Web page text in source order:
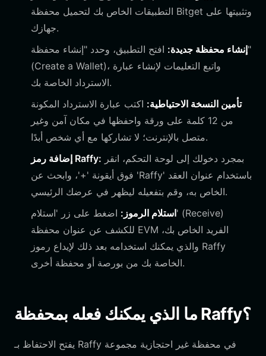
التطبيقات الخاص بك لتحميل محفظة Bitget وتثبيتها على
جهازك.
إنشاء محفظة جديدة: افتح التطبيق، وحدد "إنشاء محفظة"
(Create a Wallet)، واتبع التعليمات لإنشاء عبارة
الاسترداد الخاصة بك.
تأمين النسخة الاحتياطية: اكتب عبارة الاسترداد المكونة
من 12 كلمة على ورقة واحفظها في مكان آمن وغير
متصل بالإنترنت؛ لا تشاركها مع أي شخص أبدًا.
إضافة رمز Raffy:
فوق أيقونة '+'، وابحث عن 'Raffy' باستخدام عنوان العقد
الخاص به، وقم بتفعيله ليظهر في عرضك الرئيسي.
استلام الرموز: اضغط على زر 'استلام' (Receive)
للكشف عن عنوان محفظة EVM الفريد الخاص بك،
والذي يمكنك استخدامه بعد ذلك لإيداع رموز Raffy
الخاصة بك من بورصة أو محفظة أخرى.
ما الذي يمكنك فعله بمحفظة Raffy؟
يفتح الاحتفاظ بـ Raffy في محفظة غير احتجازية مجموعة